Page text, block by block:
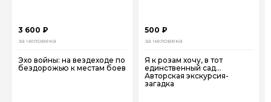
3 600 ₽
за человека
Эхо войны: на вездеходе по
бездорожью к местам боев
500 ₽
за человека
Я к розам хочу, в тот
единственный сад…
Авторская экскурсия-
загадка